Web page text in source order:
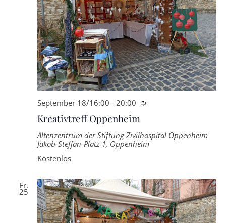
Kreativtreff Oppenheim
September 18/16:00 - 20:00 Wiederkehrende
Altenzentrum der Stiftung Zivilhospital Oppenheim
Jakob-Steffan-Platz 1, Oppenheim
Kostenlos
Fr.
25